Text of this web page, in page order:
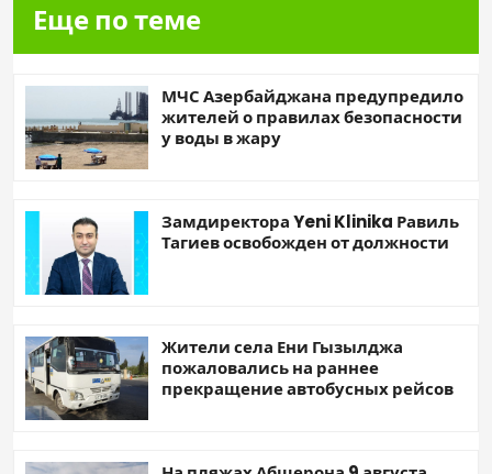
Еще по теме
МЧС Азербайджана предупредило
жителей о правилах безопасности
у воды в жару
Замдиректора Yeni Klinika Равиль
Тагиев освобожден от должности
Жители села Ени Гызылджа
пожаловались на раннее
прекращение автобусных рейсов